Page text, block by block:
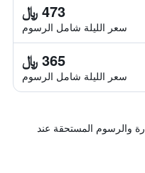
473 ﷼
سعر الليلة شامل الرسوم
365 ﷼
سعر الليلة شامل الرسوم
والرسوم المستحقة عند